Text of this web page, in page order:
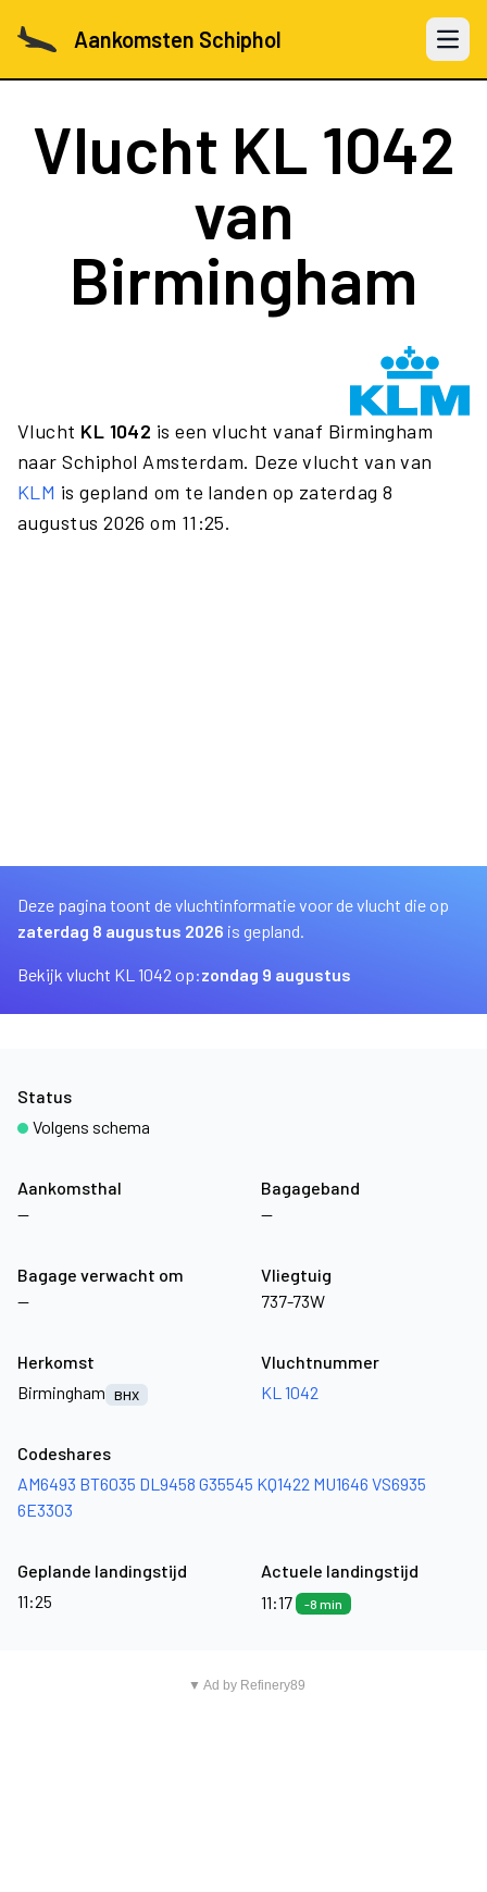
Aankomsten Schiphol Open
Vlucht KL 1042
van
Birmingham
Vlucht KL 1042 is een vlucht vanaf Birmingham
naar Schiphol Amsterdam. Deze vlucht van van
KLM is gepland om te landen op zaterdag 8
augustus 2026 om 11:25.
Deze pagina toont de vluchtinformatie voor de vlucht die op
zaterdag 8 augustus 2026 is gepland.
Bekijk vlucht KL 1042 op:zondag 9 augustus
Aankomsthal
—
Bagageband
—
Bagage verwacht om
—
Vliegtuig
737-73W
Status
Volgens schema
Herkomst
Birmingham
BHX
Vluchtnummer
KL 1042
Codeshares
AM6493 BT6035 DL9458 G35545 KQ1422 MU1646 VS6935
6E3303
Geplande landingstijd
11:25
Actuele landingstijd
11:17
-8 min
▼ Ad by Refinery89